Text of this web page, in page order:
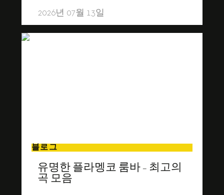
2026년 07월 13일
블로그
유명한 플라멩코 룸바 – 최고의
곡 모음